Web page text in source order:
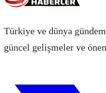
Türkiye ve dünya
güncel gelişmeler ve